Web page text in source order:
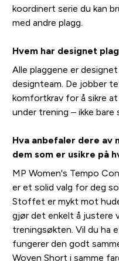
koordinert serie du kan
med andre plagg.
Hvem har designet
Alle plaggene er
designteam. De jobber
komfortkrav for å sikre
under trening – ikke bare
Hva anbefaler dere
dem som er usikre på
MP Women's Tempo
er et solid valg for deg
Stoffet er mykt mot
gjør det enkelt å justere
treningsøkten. Vil du ha
fungerer den godt
Woven Short i samme